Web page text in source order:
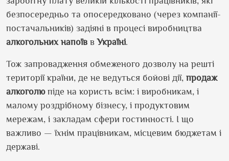
безпосередньо та опосередковано (через компанії-
постачальників) задіяні в процесі виробництва
алкогольних напоїв вУкраїні.
Тож запровадження обмеженого дозволу на решті
території країни, де не ведуться бойові дії, продаж
алкоголюпіде на користь всім: і виробникам, і
малому роздрібному бізнесу, і продуктовим
мережам, і закладам сфери гостинності. І що
важливо — їхнім працівникам, місцевим бюджетам і
державі.